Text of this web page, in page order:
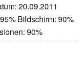
20.09.2011
Bildschirm: 90%
90%